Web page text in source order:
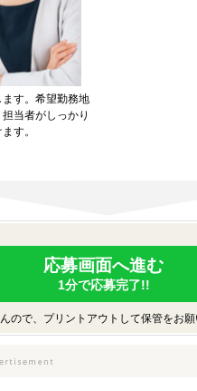
す。希望勤務地
当者がしっかり
す。
応募画面へ進む
1分で応募完了!!
で、プリントアウトして保管をお願